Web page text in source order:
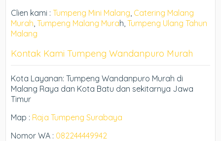
Clien kami :Tumpeng Mini Malang Catering Malang
Murah ,Tumpeng Malang Murah,Tumpeng Ulang Tahun
Malang
Kontak Kami Tumpeng Wandanpuro Murah
Kota Layanan: Tumpeng Wandanpuro Murah di
Malang Raya dan Kota Batu dan sekitarnya Jawa
Timur
Map : Raja Tumpeng Surabaya
Nomor WA : 082244449942